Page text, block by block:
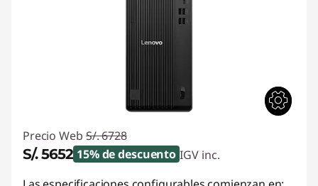
Precio Web S/. 6728
S/. 5652 15% de descuento IGV inc.
Ahorros instantáneos :-S/. 1076